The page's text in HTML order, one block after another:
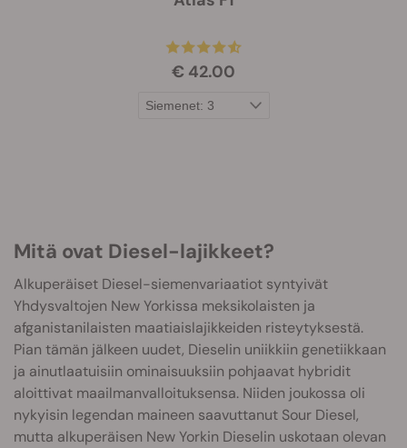
€ 42.00
Mitä ovat Diesel-lajikkeet?
Alkuperäiset Diesel-siemenvariaatiot syntyivät
Yhdysvaltojen New Yorkissa meksikolaisten ja
afganistanilaisten maatiaislajikkeiden risteytyksestä.
Pian tämän jälkeen uudet, Dieselin uniikkiin genetiikkaan
ja ainutlaatuisiin ominaisuuksiin pohjaavat hybridit
aloittivat maailmanvalloituksensa. Niiden joukossa oli
nykyisin legendan maineen saavuttanut Sour Diesel,
mutta alkuperäisen New Yorkin Dieselin uskotaan olevan